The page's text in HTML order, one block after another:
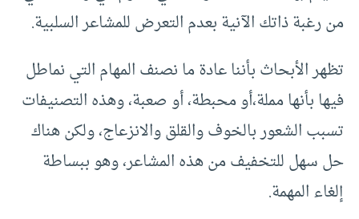
من رغبة ذاتك الآنية بعدم التعرض للمشاعر السلبية.
تظهر الأبحاث بأننا عادة ما نصنف المهام التي نماطل
فيها بأنها مملة،أو محبطة، أو صعبة، وهذه التصنيفات
تسبب الشعور بالخوف والقلق والانزعاج، ولكن هناك
حل سهل للتخفيف من هذه المشاعر، وهو ببساطة
إلغاء المهمة.